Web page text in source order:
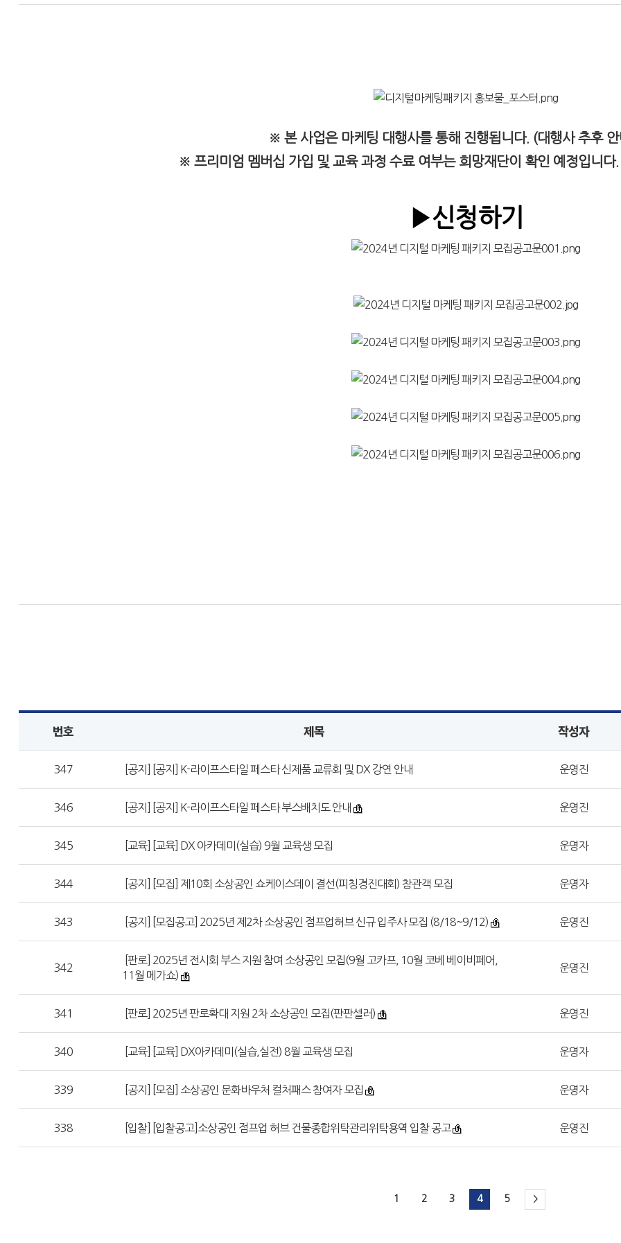
※ 본 사업은 마케팅 대행사를 통해 진행됩니다. (대행사 추후
※ 프리미엄 멤버십 가입 및 교육 과정 수료 여부는 희망재단이 확인 예정입니다
▶신청하기
번호 제목 작성자
347 [공지] [공지] K-라이프스타일 페스타 신제품 교류회 및 DX 강연 안내 운영진
346 [공지] [공지] K-라이프스타일 페스타 부스배치도 안내 운영진
345 [교육] [교육] DX 아카데미(실습) 9월 교육생 모집 운영자
344 [공지] [모집] 제10회 소상공인 쇼케이스데이 결선(피칭경진대회) 참관객 모집 운영자
343 [공지] [모집공고] 2025년 제2차 소상공인 점프업허브 신규 입주사 모집 (8/18~9/12) 운영진
342
[판로] 2025년 전시회 부스 지원 참여 소상공인 모집(9월 고카프, 10월 코베 베이비페어,
11월 메가쇼)
운영진
341 [판로] 2025년 판로확대 지원 2차 소상공인 모집(판판셀러) 운영진
340 [교육] [교육] DX아카데미(실습,실전) 8월 교육생 모집 운영자
339 [공지] [모집] 소상공인 문화바우처 컬처패스 참여자 모집 운영자
338 [입찰] [입찰공고]소상공인 점프업 허브 건물종합위탁관리위탁용역 입찰 공고 운영진
1 2 3 4 5 >